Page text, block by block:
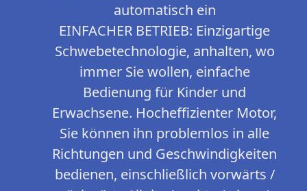
automatisch ein
EINFACHER BETRIEB: Einzigartige
Schwebetechnologie, anhalten, wo
immer Sie wollen, einfache
Bedienung für Kinder und
Erwachsene. Hocheffizienter Motor,
Sie können ihn problemlos in alle
Richtungen und Geschwindigkeiten
bedienen, einschließlich vorwärts /